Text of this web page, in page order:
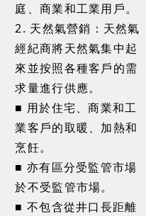
庭、商業和工業用戶。
2. 天然氣營銷：天然氣
經紀商將天然氣集中起
來並按照各種客戶的需
求量進行供應。
■ 用於住宅、商業和工
業客戶的取暖、加熱和
烹飪。
■ 亦有區分受監管市場
於不受監管市場。
■ 不包含從井口長距離